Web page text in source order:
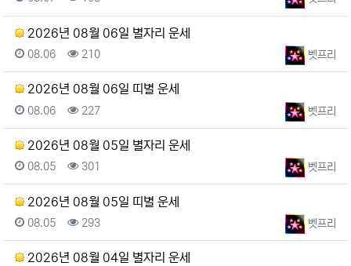
2026년 08월 06일 별자리 운세
등록자벳프리
등록일
08.06 조회
210
2026년 08월 06일 띠별 운세
등록자벳프리
등록일
08.06 조회
227
2026년 08월 05일 별자리 운세
등록자벳프리
등록일
08.05 조회
301
2026년 08월 05일 띠별 운세
등록자벳프리
등록일
08.05 조회
293
2026년 08월 04일 별자리 운세